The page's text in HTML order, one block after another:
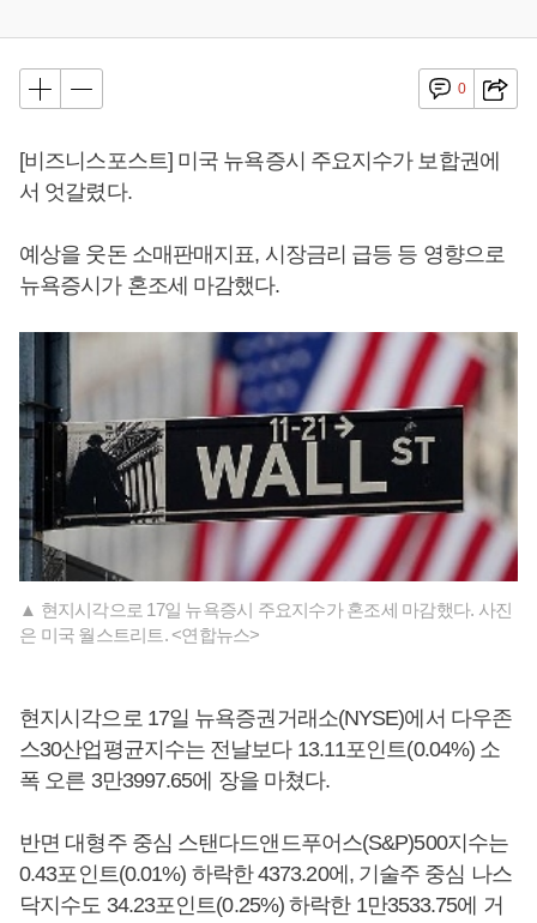
0
[비즈니스포스트] 미국 뉴욕증시 주요지수가 보합권에
서 엇갈렸다.
예상을 웃돈 소매판매지표, 시장금리 급등 등 영향으로
뉴욕증시가 혼조세 마감했다.
▲ 현지시각으로 17일 뉴욕증시 주요지수가 혼조세 마감했다. 사진
은 미국 월스트리트. <연합뉴스>
현지시각으로 17일 뉴욕증권거래소(NYSE)에서 다우존
스30산업평균지수는 전날보다 13.11포인트(0.04%) 소
폭 오른 3만3997.65에 장을 마쳤다.
반면 대형주 중심 스탠다드앤드푸어스(S&P)500지수는
0.43포인트(0.01%) 하락한 4373.20에, 기술주 중심 나스
닥지수도 34.23포인트(0.25%) 하락한 1만3533.75에 거